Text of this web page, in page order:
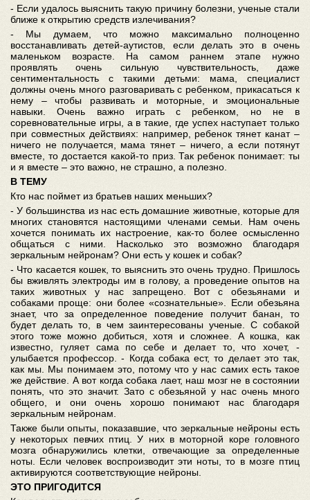
- Если удалось выяснить такую причину болезни, ученые стали
ближе к открытию средств излечивания?
- Мы думаем, что можно максимально полноценно
восстанавливать детей-аутистов, если делать это в очень
маленьком возрасте. На самом раннем этапе нужно
проявлять очень сильную чувствительность, даже
сентиментальность с такими детьми: мама, специалист
должны очень много разговаривать с ребенком, прикасаться к
нему – чтобы развивать и моторные, и эмоциональные
навыки. Очень важно играть с ребенком, но не в
соревновательные игры, а в такие, где успех наступает только
при совместных действиях: например, ребенок тянет канат –
ничего не получается, мама тянет – ничего, а если потянут
вместе, то достается какой-то приз. Так ребенок понимает: ты
и я вместе – это важно, не страшно, а полезно.
В ТЕМУ
Кто нас поймет из братьев наших меньших?
- У большинства из нас есть домашние животные, которые для
многих становятся настоящими членами семьи. Нам очень
хочется понимать их настроение, как-то более осмысленно
общаться с ними. Насколько это возможно благодаря
зеркальным нейронам? Они есть у кошек и собак?
- Что касается кошек, то выяснить это очень трудно. Пришлось
бы вживлять электроды им в голову, а проведение опытов на
таких животных у нас запрещено. Вот с обезьянами и
собаками проще: они более «сознательные». Если обезьяна
знает, что за определенное поведение получит банан, то
будет делать то, в чем заинтересованы ученые. С собакой
этого тоже можно добиться, хотя и сложнее. А кошка, как
известно, гуляет сама по себе и делает то, что хочет, -
улыбается профессор. - Когда собака ест, то делает это так,
как мы. Мы понимаем это, потому что у нас самих есть такое
же действие. А вот когда собака лает, наш мозг не в состоянии
понять, что это значит. Зато с обезьяной у нас очень много
общего, и они очень хорошо понимают нас благодаря
зеркальным нейронам.
Также были опыты, показавшие, что зеркальные нейроны есть
у некоторых певчих птиц. У них в моторной коре головного
мозга обнаружились клетки, отвечающие за определенные
ноты. Если человек воспроизводит эти ноты, то в мозге птиц
активируются соответствующие нейроны.
ЭТО ПРИГОДИТСЯ